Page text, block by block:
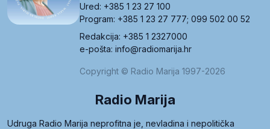
Ured: +385 1 23 27 100
Program: +385 1 23 27 777; 099 502 00 52
Redakcija: +385 1 2327000
e-pošta: info@radiomarija.hr
Copyright © Radio Marija 1997-2026
Radio Marija
Udruga Radio Marija neprofitna je, nevladina i nepolitička